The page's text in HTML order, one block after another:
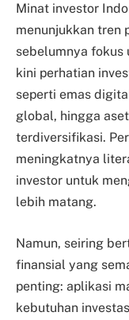
Minat investor
menunjukkan tren
sebelumnya fokus
kini perhatian
seperti emas
global, hingga
terdiversifikasi.
meningkatnya
investor untuk
lebih matang.
Namun, seiring
finansial yang
penting: aplikasi
kebutuhan